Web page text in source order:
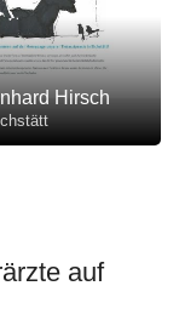
Hirsch
auf